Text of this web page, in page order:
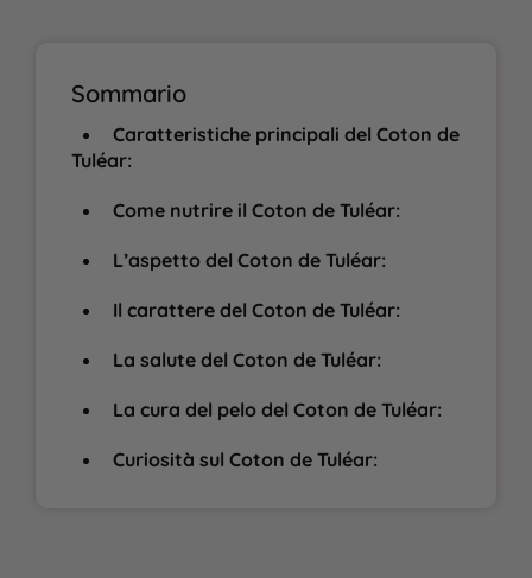
Sommario
Caratteristiche principali del Coton de
Tuléar:
Come nutrire il Coton de Tuléar:
L’aspetto del Coton de Tuléar:
Il carattere del Coton de Tuléar:
La salute del Coton de Tuléar:
La cura del pelo del Coton de Tuléar:
Curiosità sul Coton de Tuléar: